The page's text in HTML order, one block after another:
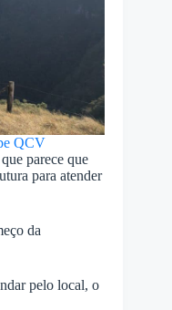
QCV
parece que
para atender
da
pelo local, o